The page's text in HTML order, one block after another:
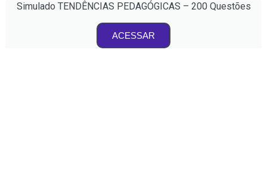
Simulado TENDÊNCIAS PEDAGÓGICAS – 200 Questões
ACESSAR